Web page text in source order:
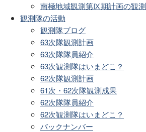
南極地域観測第Ⅸ期計画の観測
観測隊の活動
観測隊ブログ
63次隊観測計画
63次隊隊員紹介
63次観測隊はいまどこ？
62次隊観測計画
61次・62次隊観測成果
62次隊隊員紹介
62次観測隊はいまどこ？
バックナンバー